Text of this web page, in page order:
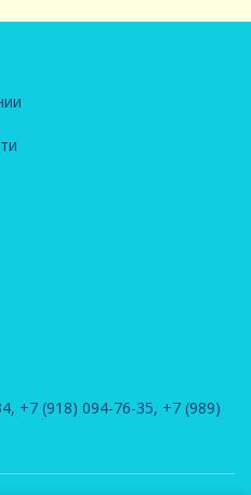
, +7 (918) 094-76-35, +7 (989)